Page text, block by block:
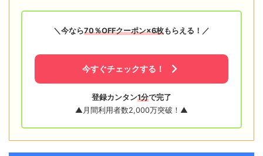
＼今なら70％OFFクーポン×6枚もらえる！／
今すぐチェックする！
登録カンタン1分で完了
▲月間利用者数2,000万突破！▲